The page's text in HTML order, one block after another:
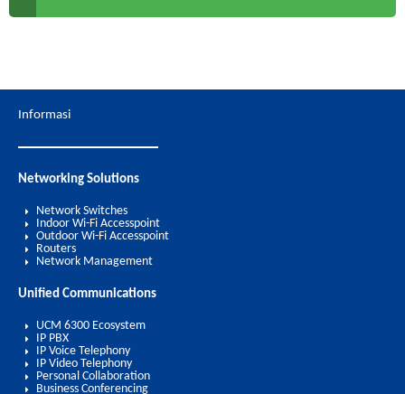
Informasi
Networking Solutions
Network Switches
Indoor Wi-Fi Accesspoint
Outdoor Wi-Fi Accesspoint
Routers
Network Management
Unified Communications
UCM 6300 Ecosystem
IP PBX
IP Voice Telephony
IP Video Telephony
Personal Collaboration
Business Conferencing